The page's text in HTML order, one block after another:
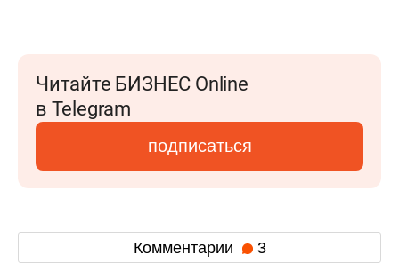
Читайте БИЗНЕС Online
в Telegram
подписаться
Комментарии 3